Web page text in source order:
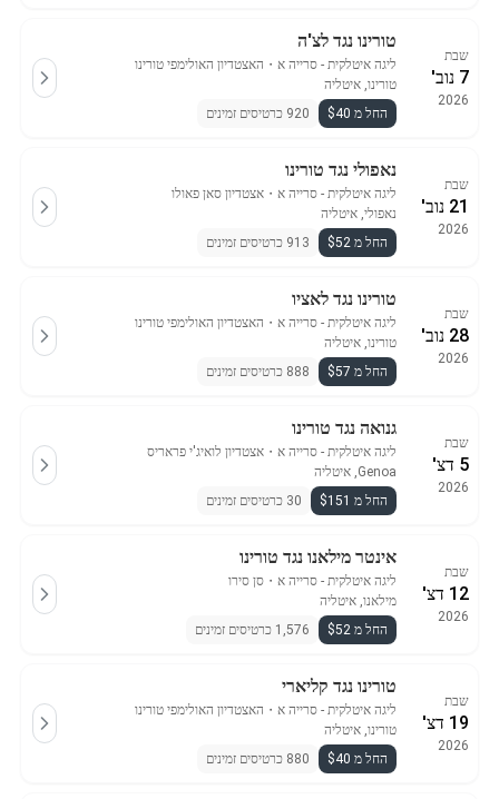
שבת
7 נוב'
2026
טורינו נגד לצ'ה
ליגה איטלקית - סרייה א ・ האצטדיון האולימפי טורינו
טורינו, איטליה
החל מ $40
920 כרטיסים זמינים
שבת
21 נוב'
2026
נאפולי נגד טורינו
ליגה איטלקית - סרייה א ・ אצטדיון סאן פאולו
נאפולי, איטליה
החל מ $52
913 כרטיסים זמינים
שבת
28 נוב'
2026
טורינו נגד לאציו
ליגה איטלקית - סרייה א ・ האצטדיון האולימפי טורינו
טורינו, איטליה
החל מ $57
888 כרטיסים זמינים
שבת
5 דצ'
2026
גנואה נגד טורינו
ליגה איטלקית - סרייה א ・ אצטדיון לואיג'י פראריס
Genoa, איטליה
החל מ $151
30 כרטיסים זמינים
שבת
12 דצ'
2026
אינטר מילאנו נגד טורינו
ליגה איטלקית - סרייה א ・ סן סירו
מילאנו, איטליה
החל מ $52
1,576 כרטיסים זמינים
שבת
19 דצ'
2026
טורינו נגד קליארי
ליגה איטלקית - סרייה א ・ האצטדיון האולימפי טורינו
טורינו, איטליה
החל מ $40
880 כרטיסים זמינים